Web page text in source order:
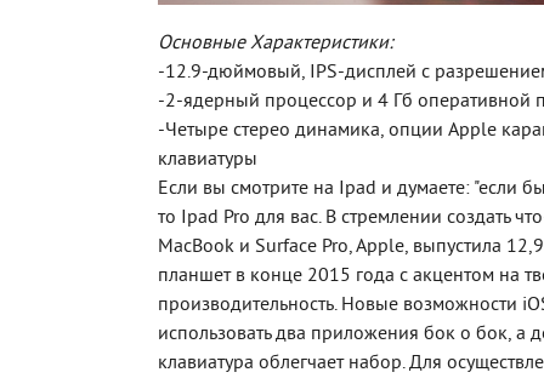
Основные Характеристики:
-12.9-дюймовый, IPS-дисплей с
-2-ядерный процессор и 4 Гб оперативной
-Четыре стерео динамика, опции Apple
клавиатуры
Если вы смотрите на Ipad и думаете: "если
то Ipad Pro для вас. В стремлении создать
MacBook и Surface Pro, Apple, выпустила
планшет в конце 2015 года с акцентом на
производительность. Новые возможности
использовать два приложения бок о бок, а
клавиатура облегчает набор. Для